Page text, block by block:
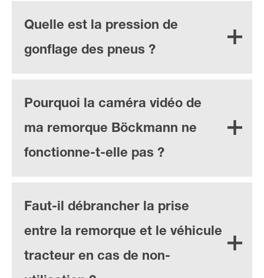
Quelle est la pression de
gonflage des pneus ?
Pourquoi la caméra vidéo de
ma remorque Böckmann ne
fonctionne-t-elle pas ?
Faut-il débrancher la prise
entre la remorque et le véhicule
tracteur en cas de non-